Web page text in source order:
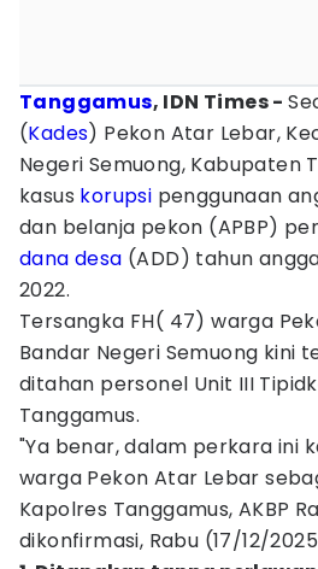
Tanggamus, IDN Times -
(Kades) Pekon Atar Lebar,
Negeri Semuong, Kabupaten
kasus korupsi penggunaan
dan belanja pekon (APBP)
dana desa (ADD) tahun
2022.
Tersangka FH( 47) warga
Bandar Negeri Semuong kini
ditahan personel Unit III
Tanggamus.
"Ya benar, dalam perkara ini
warga Pekon Atar Lebar
Kapolres Tanggamus, AKBP
dikonfirmasi, Rabu (17/12/